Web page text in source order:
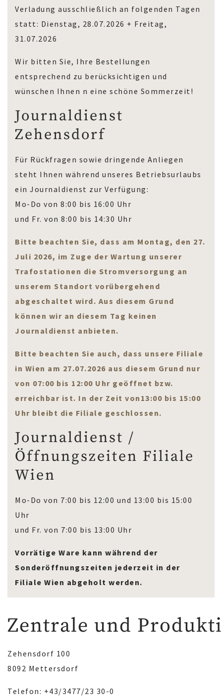
Verladung ausschließlich an folgenden Tagen
statt: Dienstag, 28.07.2026 + Freitag,
31.07.2026
Wir bitten Sie, Ihre Bestellungen
entsprechend zu berücksichtigen und
wünschen Ihnen n eine schöne Sommerzeit!
Journaldienst
Zehensdorf
Für Rückfragen sowie dringende Anliegen
steht Ihnen während unseres Betriebsurlaubs
ein Journaldienst zur Verfügung:
Mo-Do von 8:00 bis 16:00 Uhr
und Fr. von 8:00 bis 14:30 Uhr
Bitte beachten Sie, dass am Montag, den 27.
Juli 2026, im Zuge der Wartung unserer
Trafostationen die Stromversorgung an
unserem Standort vorübergehend
abgeschaltet wird. Aus diesem Grund
können wir an diesem Tag keinen
Journaldienst anbieten.
Bitte beachten Sie auch, dass unsere Filiale
in Wien am 27.07.2026 aus diesem Grund nur
von 07:00 bis 12:00 Uhr geöffnet bzw.
erreichbar ist. In der Zeit von13:00 bis 15:00
Uhr bleibt die Filiale geschlossen.
Journaldienst /
Öffnungszeiten Filiale
Wien
Mo-Do von 7:00 bis 12:00 und 13:00 bis 15:00
Uhr
und Fr. von 7:00 bis 13:00 Uhr
Vorrätige Ware kann während der
Sonderöffnungszeiten jederzeit in der
Filiale Wien abgeholt werden.
Zentrale und
Zehensdorf 100
8092 Mettersdorf
Telefon: +43/3477/23 30-0